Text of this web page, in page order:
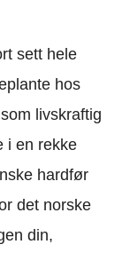
sett hele
hos
livskraftig
i en rekke
hardfør
det norske
din,